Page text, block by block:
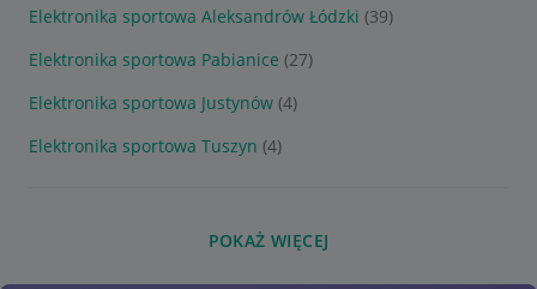
Elektronika sportowa Aleksandrów Łódzki (39)
Elektronika sportowa Pabianice (27)
Elektronika sportowa Justynów (4)
Elektronika sportowa Tuszyn (4)
POKAŻ WIĘCEJ